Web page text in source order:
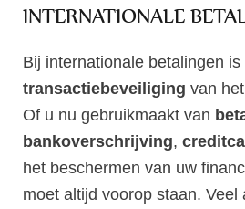
INTERNATIONALE
Bij internationale betalingen is
transactiebeveiliging van
Of u nu gebruikmaakt van
bankoverschrijving,
het beschermen van uw
moet altijd voorop staan. Veel